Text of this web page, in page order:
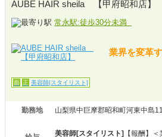
AUBE HAIR sheila 【甲府昭和店】
常永駅:徒歩30分未満
業界を変革
面 正 美容師[スタイリスト]
勤務地 山梨県中巨摩郡昭和町河東中島
美容師[スタイリスト]
【報酬】